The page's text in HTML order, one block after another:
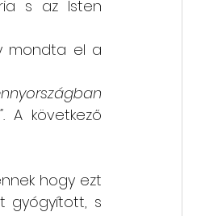
s az Isten
mondta el a
A következő
hogy ezt
gyógyított, s